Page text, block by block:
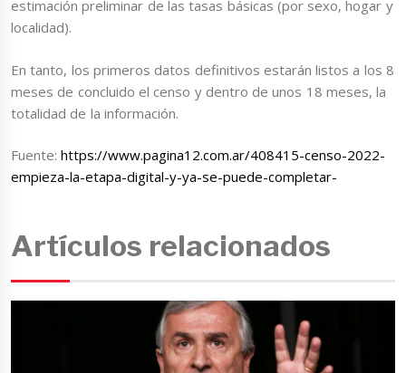
estimación preliminar de las tasas básicas (por sexo, hogar y
localidad).
En tanto, los primeros datos definitivos estarán listos a los 8
meses de concluido el censo y dentro de unos 18 meses, la
totalidad de la información.
Fuente:https://www.pagina12.com.ar/408415-censo-2022-
empieza-la-etapa-digital-y-ya-se-puede-completar-
Artículos relacionados